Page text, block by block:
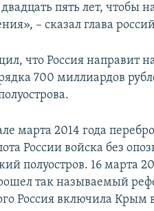
пять лет, чтобы
– сказал глава
что Россия направит
700 миллиардов
марта 2014 года
России войска без
полуостров. 16 марта
так называемый
Россия включила Крым